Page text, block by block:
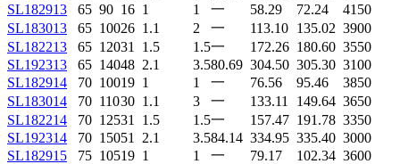
SL182913
65 90 16 1 1 一 58.29 72.24
4150
SL183013
65 10026 1.1 2 一 113.10 135.02 3900
SL182213
65 12031 1.5 1.5一 172.26 180.60 3550
SL192313
65 14048 2.1 3.580.69 304.50 305.30 3100
SL182914
70 10019 1 1 一 76.56 95.46
3850
SL183014
70 11030 1.1 3 一 133.11 149.64 3650
SL182214
70 12531 1.5 1.5一 157.47 191.78 3350
SL192314
70 15051 2.1 3.584.14 334.95 335.40 3000
SL182915
75 10519 1 1 一 79.17 102.34 3600